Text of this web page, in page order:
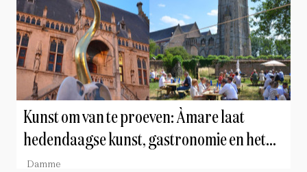
Kunst om van te proeven: Àmare laat
hedendaagse kunst, gastronomie en het
landschap van Damme samensmelten
Damme